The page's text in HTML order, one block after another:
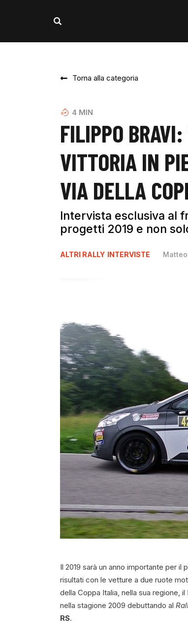
Torna alla categoria
4 MIN
FILIPPO
VITTORIA IN
VIA DELLA
Intervista esclusiva al
progetti 2019 e non
ALTRI RALLY INTERVISTE
Il 2019 sarà un anno importante per il
risultati con le vetture a due ruote
della Coppa Italia, nella sua regione,
nella stagione 2009 debuttando al
RS.